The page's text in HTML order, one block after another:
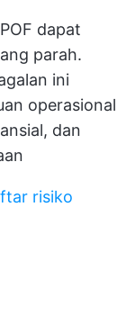
dapat
parah.
ini
operasional
dan
risiko